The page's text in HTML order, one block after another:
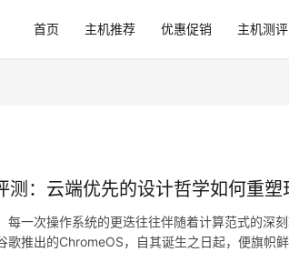
首页 主机推荐 优惠促销 主机测评
测：云端优先的设计哲学如何重塑
每一次操作系统的更迭往往伴随着计算范式的深
歌推出的ChromeOS，自其诞生之日起，便旗帜